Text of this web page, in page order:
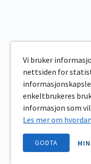
Vi bruker
nettsiden for
enkeltbrukeres
informasjon som
Les mer om
GODTA